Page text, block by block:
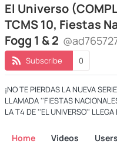
El Universo
TCMS 10, Fiestas
Fogg 1 & 2
Subscribe 0
¡NO TE PIERDAS LA NUEVA
LLAMADA ''FIESTAS
LA T4 DE ''EL UNIVERSO''
Home Videos Users